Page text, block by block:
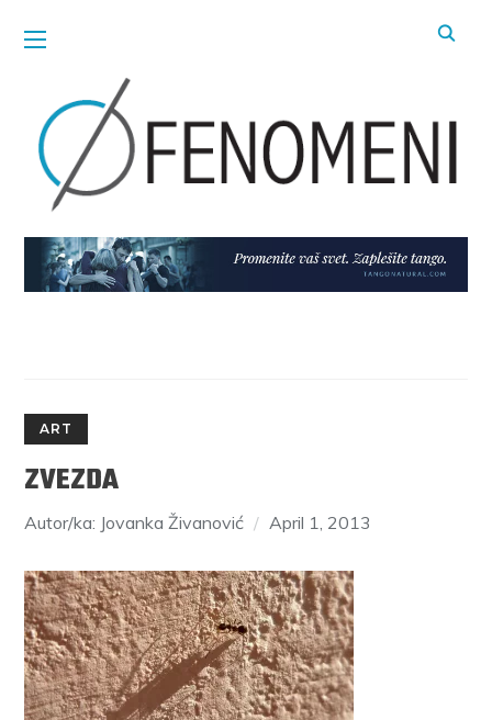
ART
ZVEZDA
Autor/ka: Jovanka Živanović April 1, 2013